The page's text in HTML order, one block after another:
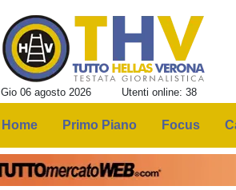
Gio 06 agosto 2026 Utenti online: 38
Home Primo Piano Focus